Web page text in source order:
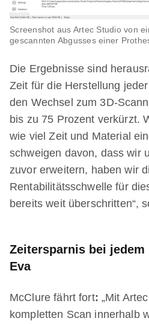
Screenshot aus Artec Studio von
gescannten Abgusses einer
Die Ergebnisse sind
Zeit für die Herstellung
den Wechsel zum 3D-
bis zu 75 Prozent verkürzt.
wie viel Zeit und Material
schweigen davon, dass wir
zuvor erweitern, haben wir
Rentabilitätsschwelle für
bereits weit überschritten“,
Zeitersparnis bei
Eva
McClure fährt fort:„Mit
kompletten Scan innerhalb